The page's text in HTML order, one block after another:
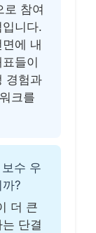
로 참여
니다.
에 내
들이
경험과
크를
수 우
?
더 큰
단결